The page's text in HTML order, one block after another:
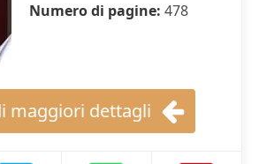
Numero di pagine: 478
maggiori dettagli